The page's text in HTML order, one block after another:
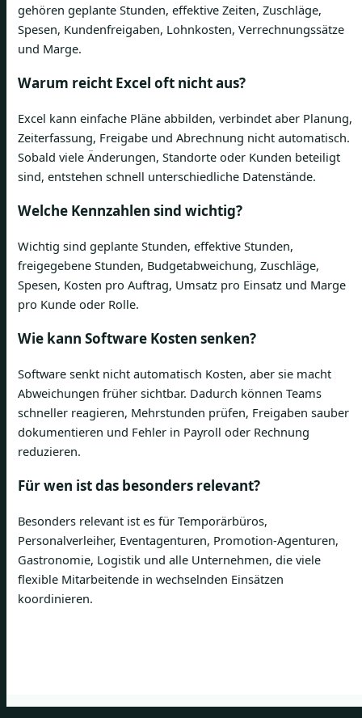
gehören geplante Stunden, effektive Zeiten, Zuschläge,
Spesen, Kundenfreigaben, Lohnkosten, Verrechnungssätze
und Marge.
Warum reicht Excel oft nicht aus?
Excel kann einfache Pläne abbilden, verbindet aber Planung,
Zeiterfassung, Freigabe und Abrechnung nicht automatisch.
Sobald viele Änderungen, Standorte oder Kunden beteiligt
sind, entstehen schnell unterschiedliche Datenstände.
Welche Kennzahlen sind wichtig?
Wichtig sind geplante Stunden, effektive Stunden,
freigegebene Stunden, Budgetabweichung, Zuschläge,
Spesen, Kosten pro Auftrag, Umsatz pro Einsatz und Marge
pro Kunde oder Rolle.
Wie kann Software Kosten senken?
Software senkt nicht automatisch Kosten, aber sie macht
Abweichungen früher sichtbar. Dadurch können Teams
schneller reagieren, Mehrstunden prüfen, Freigaben sauber
dokumentieren und Fehler in Payroll oder Rechnung
reduzieren.
Für wen ist das besonders relevant?
Besonders relevant ist es für Temporärbüros,
Personalverleiher, Eventagenturen, Promotion-Agenturen,
Gastronomie, Logistik und alle Unternehmen, die viele
flexible Mitarbeitende in wechselnden Einsätzen
koordinieren.